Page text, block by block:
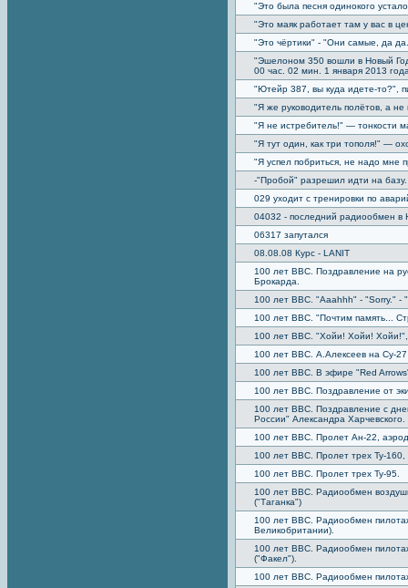
"Это была песня одинокого
"Это маяк работает там у вас в
"Это чёртики" - "Они самые, да
"Эшелоном 350 вошли в Новый
00 час. 02 мин. 1 января 2013
"Ютейр 387, вы куда идете-то?",
"Я же руководитель полётов, а не
"Я не истребитель!" — тонкости
"Я тут один, как три тополя!" —
"Я успел побриться, не надо мне
-"Пробой" разрешил идти на
029 уходит с тренировки по
04032 - последний радиообмен в
06317 запутался
08.08.08 Курс - LANIT
100 лет ВВС. Поздравление на
Брокарда.
100 лет ВВС. "Aaahhh" - "Sorry." -
100 лет ВВС. "Почтим память...
100 лет ВВС. "Хойи! Хойи!
100 лет ВВС. А.Алексеев на Су-
100 лет ВВС. В эфире "Red
100 лет ВВС. Поздравление от
100 лет ВВС. Поздравление с
России" Александра Харчевского.
100 лет ВВС. Пролет Ан-22,
100 лет ВВС. Пролет трех Ту-
100 лет ВВС. Пролет трех Ту-95.
100 лет ВВС. Радиообмен
("Таганка")
100 лет ВВС. Радиообмен
Великобритании).
100 лет ВВС. Радиообмен
("Факел").
100 лет ВВС. Радиообмен